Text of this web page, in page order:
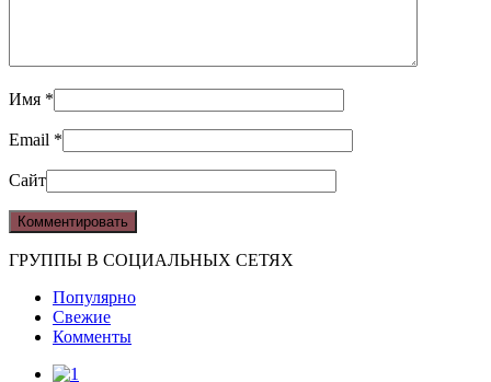
Имя *
Email *
Сайт
ГРУППЫ В СОЦИАЛЬНЫХ СЕТЯХ
Популярно
Свежие
Комменты